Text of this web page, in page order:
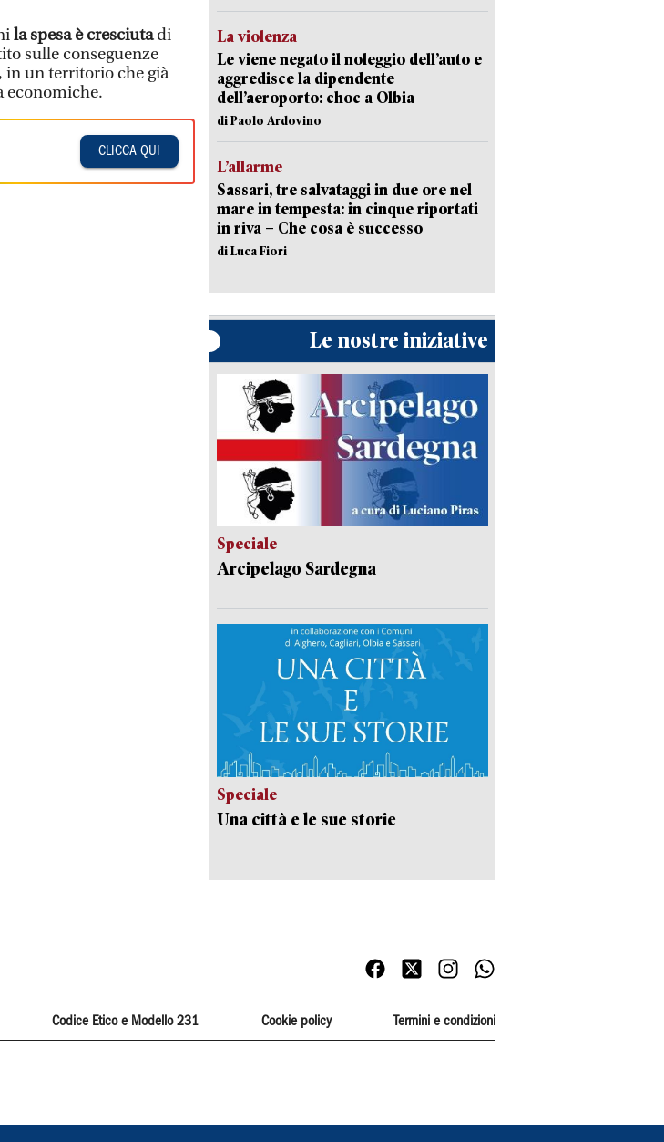
la spesa è cresciutadi
sulle conseguenze
in un territorio che già
economiche.
CLICCA QUI
La violenza
Le viene negato il noleggio dell’auto e
aggredisce la dipendente
dell’aeroporto: choc a Olbia
di Paolo Ardovino
L’allarme
Sassari, tre salvataggi in due ore nel
mare in tempesta: in cinque riportati
in riva – Che cosa è successo
di Luca Fiori
Le nostre iniziative
Speciale
Arcipelago Sardegna
Speciale
Una città e le sue storie
Codice Etico e Modello 231 Cookie policy Termini e condizioni